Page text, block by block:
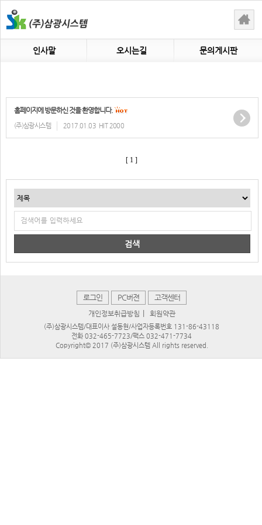
인사말 오시는길 문의게시판
홈페이지에 방문하신 것을 환영합니다.
(주)삼광시스템 2017.01.03 HIT 2000
[ 1 ]
검색
로그인 PC버젼 고객센터
개인정보취급방침 회원약관
(주)삼광시스템/대표이사 설동현/사업자등록번호 131-86-43118
전화 032-465-7723/팩스 032-471-7734
Copyright© 2017 (주)삼광시스템 All rights reserved.